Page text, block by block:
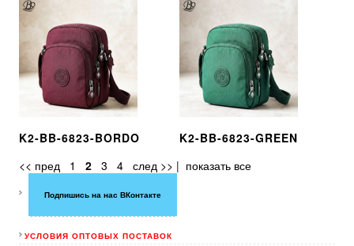
K2-BB-6823-BORDO
K2-BB-6823-GREEN
<< пред
1 2 3 4 след >> | показать все
Подпишись на нас ВКонтакте
УСЛОВИЯ ОПТОВЫХ ПОСТАВОК